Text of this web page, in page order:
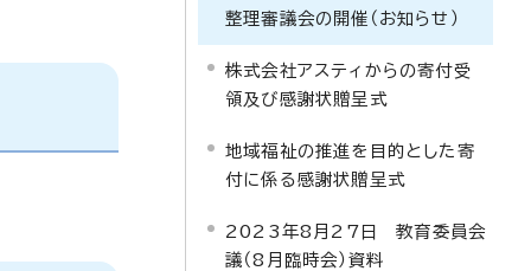
整理審議会の開催（お知らせ）
株式会社アスティからの寄付受
領及び感謝状贈呈式
地域福祉の推進を目的とした寄
付に係る感謝状贈呈式
2023年8月27日 教育委員会
議（8月臨時会）資料